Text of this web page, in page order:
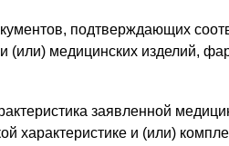
подтверждающих
(или) медицинских изделий,
заявленной
характеристике и (или)